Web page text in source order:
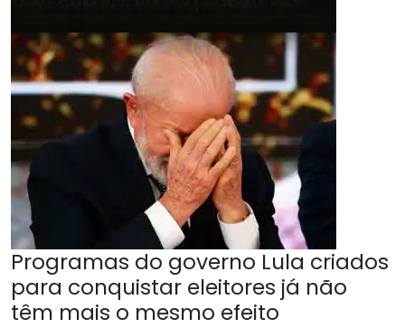
Programas do governo Lula criados
para conquistar eleitores já não
têm mais o mesmo efeito